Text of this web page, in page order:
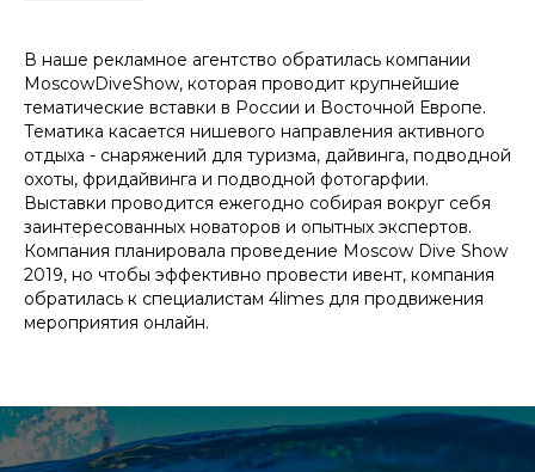
В наше рекламное агентство обратилась компании
MoscowDiveShow, которая проводит крупнейшие
тематические вставки в России и Восточной Европе.
Тематика касается нишевого направления активного
отдыха - снаряжений для туризма, дайвинга, подводной
охоты, фридайвинга и подводной фотогарфии.
Выставки проводится ежегодно собирая вокруг себя
заинтересованных новаторов и опытных экспертов.
Компания планировала проведение Moscow Dive Show
2019, но чтобы эффективно провести ивент, компания
обратилась к специалистам 4limes для продвижения
мероприятия онлайн.